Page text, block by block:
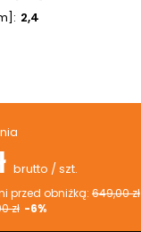
2,4
brutto / szt.
przed obniżką: 649,00 zł
zł -6%